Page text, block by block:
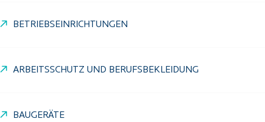
BETRIEBSEINRICHTUNGEN
ARBEITSSCHUTZ UND BERUFSBEKLEIDUNG
BAUGERÄTE